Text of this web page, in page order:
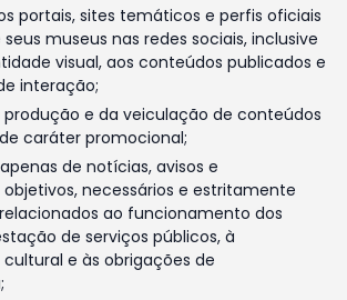
portais, sites temáticos e perfis oficiais
museus nas redes sociais, inclusive
visual, aos conteúdos publicados e
interação;
produção e da veiculação de conteúdos
caráter promocional;
de notícias, avisos e
necessários e estritamente
ao funcionamento dos
de serviços públicos, à
e às obrigações de